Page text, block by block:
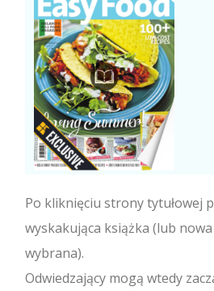
Po kliknięciu strony tytułowej
wyskakująca książka (lub
wybrana).
Odwiedzający mogą wtedy